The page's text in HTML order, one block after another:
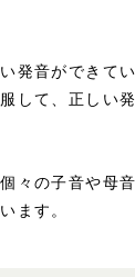
発音ができてい
して、正しい
々の子音や母
ます。